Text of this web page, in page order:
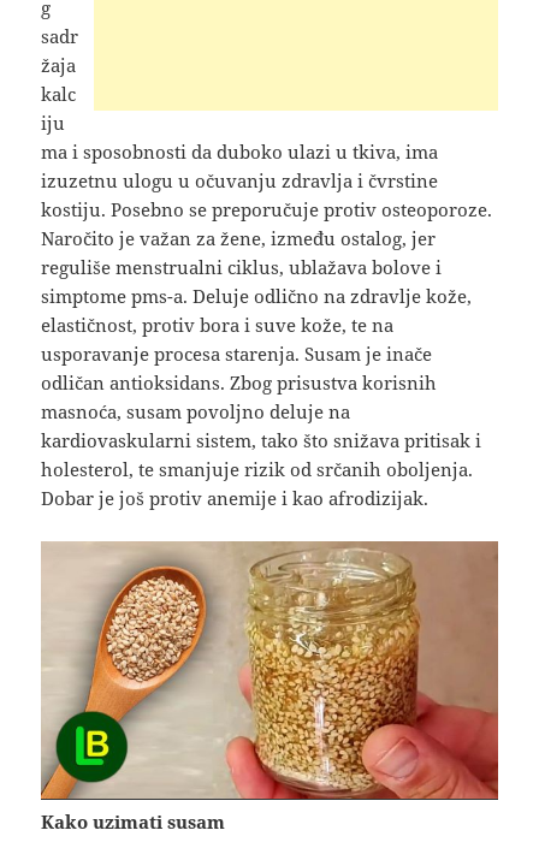
g
sadr
žaja
kalc
iju
ma i sposobnosti da duboko ulazi u tkiva, ima
izuzetnu ulogu u očuvanju zdravlja i čvrstine
kostiju. Posebno se preporučuje protiv osteoporoze.
Naročito je važan za žene, između ostalog, jer
reguliše menstrualni ciklus, ublažava bolove i
simptome pms-a. Deluje odlično na zdravlje kože,
elastičnost, protiv bora i suve kože, te na
usporavanje procesa starenja. Susam je inače
odličan antioksidans. Zbog prisustva korisnih
masnoća, susam povoljno deluje na
kardiovaskularni sistem, tako što snižava pritisak i
holesterol, te smanjuje rizik od srčanih oboljenja.
Dobar je još protiv anemije i kao afrodizijak.
Kako uzimati susam